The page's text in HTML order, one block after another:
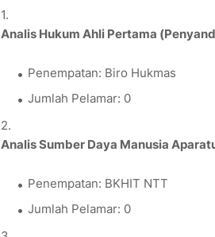
Analis Hukum Ahli Pertama
Penempatan: Biro Hukmas
Jumlah Pelamar: 0
Analis Sumber Daya Manusia
Penempatan: BKHIT NTT
Jumlah Pelamar: 0